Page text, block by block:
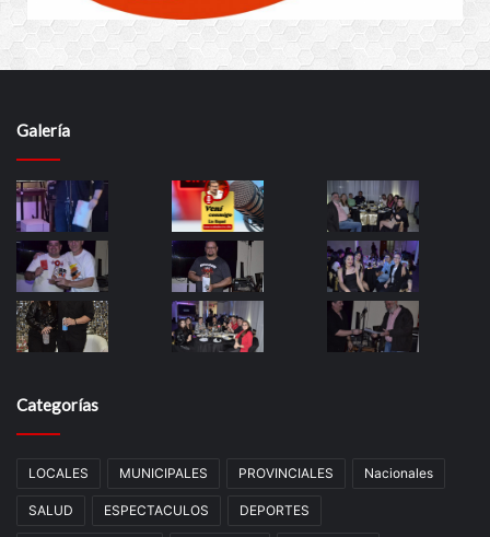
Galería
Categorías
LOCALES MUNICIPALES PROVINCIALES Nacionales
SALUD ESPECTACULOS DEPORTES